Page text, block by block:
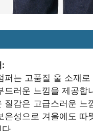
:
퍼는 고품질 울 소재
드러운 느낌을 제공합
질감은 고급스러운 느
온성으로 겨울에도 따